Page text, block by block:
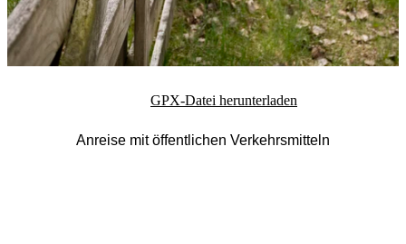
GPX-Datei herunterladen
Anreise mit öffentlichen Verkehrsmitteln